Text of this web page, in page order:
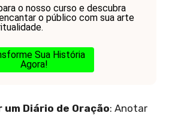
o nosso curso e descubra
o público com sua arte
Sua História
Agora!
um Diário de Oração: Anotar